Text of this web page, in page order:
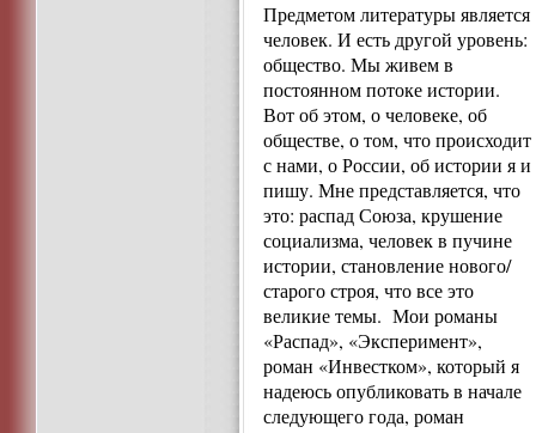
Предметом литературы является
человек. И есть другой уровень:
общество. Мы живем в
постоянном потоке истории.
Вот об этом, о человеке, об
обществе, о том, что происходит
с нами, о России, об истории я и
пишу. Мне представляется, что
это: распад Союза, крушение
социализма, человек в пучине
истории, становление нового/
старого строя, что все это
великие темы. Мои романы
«Распад», «Эксперимент»,
роман «Инвестком», который я
надеюсь опубликовать в начале
следующего года, роман